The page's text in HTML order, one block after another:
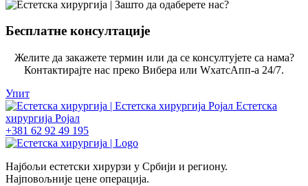
Бесплатне консултације
Желите да закажете термин или да се консултујете са нама?
Контактирајте нас преко Вибера или WхатсАпп-а 24/7.
Упит
+381 62 92 49 195
Најбољи естетски хирурзи у Србији и региону.
Најповољније цене операција.